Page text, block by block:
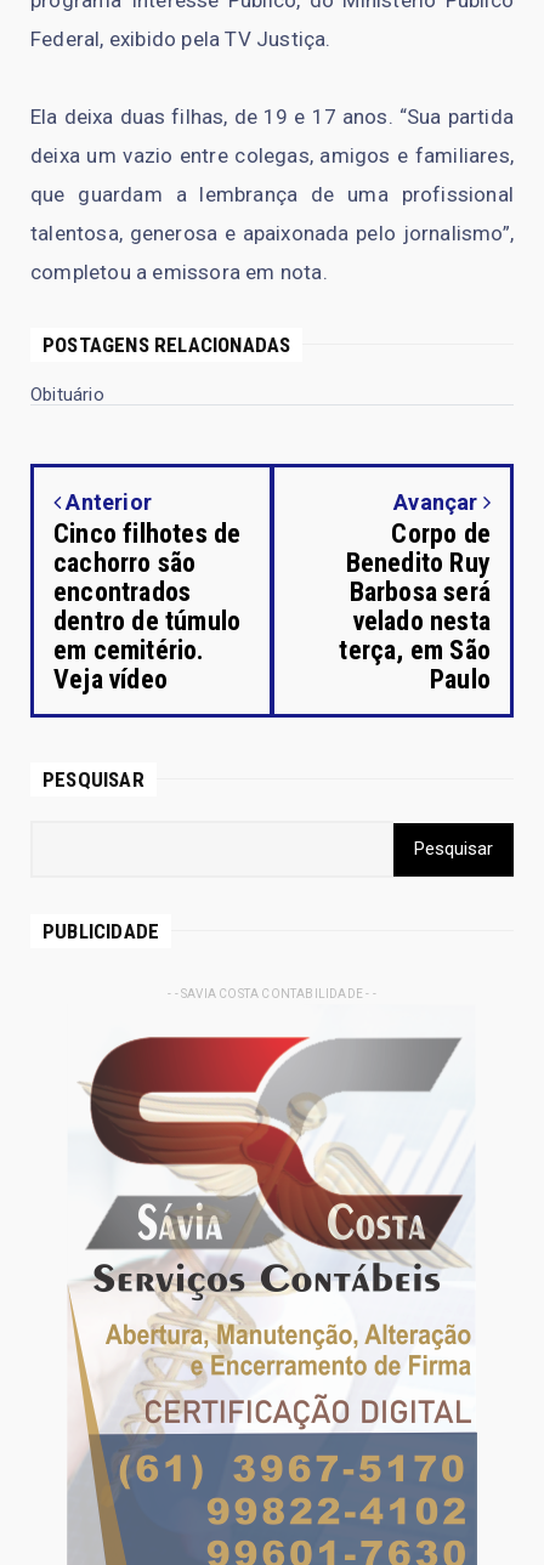
Federal, exibido pela TV Justiça.
Ela deixa duas filhas, de 19 e 17 anos. “Sua partida
deixa um vazio entre colegas, amigos e familiares,
que guardam a lembrança de uma profissional
talentosa, generosa e apaixonada pelo jornalismo”,
completou a emissora em nota.
POSTAGENS RELACIONADAS
Obituário
Anterior
Cinco filhotes de
cachorro são
encontrados
dentro de túmulo
em cemitério.
Veja vídeo
Avançar
Corpo de
Benedito Ruy
Barbosa será
velado nesta
terça, em São
Paulo
PESQUISAR
PUBLICIDADE
- - SAVIA COSTA CONTABILIDADE - -